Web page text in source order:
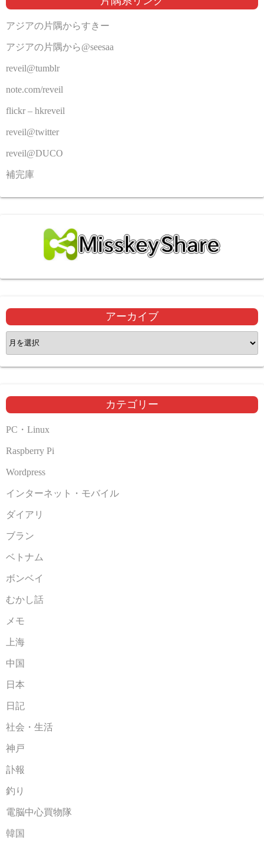
アジアの片隅からすきー
アジアの片隅から@seesaa
reveil@tumblr
note.com/reveil
flickr – hkreveil
reveil@twitter
reveil@DUCO
補完庫
アーカイブ
ア
ー
カ
ブ
カテゴリー
PC・Linux
Raspberry Pi
Wordpress
インターネット・モバイル
ダイアリ
ブラン
ベトナム
ボンベイ
むかし話
メモ
上海
中国
日本
日記
社会・生活
神戸
訃報
釣り
電脳中心買物隊
韓国